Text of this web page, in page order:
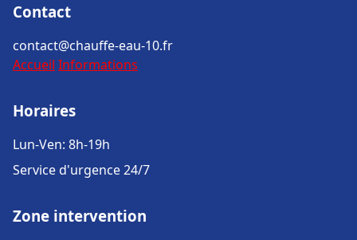
Contact
contact@chauffe-eau-10.fr
Accueil Informations
Horaires
Lun-Ven: 8h-19h
Service d'urgence 24/7
Zone intervention